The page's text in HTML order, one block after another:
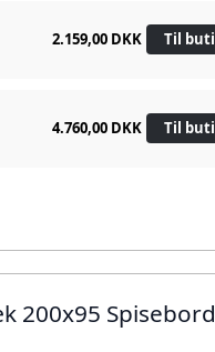
2.159,00 DKK Til
4.760,00 DKK Til
200x95 Spisebord